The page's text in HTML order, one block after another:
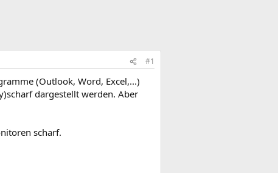
#1
(Outlook, Word, Excel,...)
dargestellt werden. Aber
scharf.